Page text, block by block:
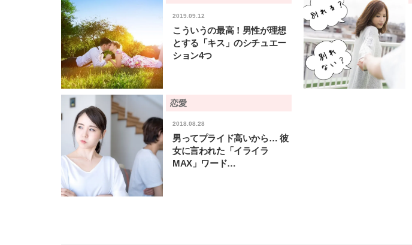
2019.09.12
こういうの最高！男性が理想
とする「キス」のシチュエー
ション4つ
恋愛
2018.08.28
男ってプライド高いから… 彼
女に言われた「イライラ
MAX」ワード…
【JJ専属モデルの素顔】ビューテ
ィ大好き！ 松川 星のお気に入り
コスメをCHECK
2025.12.16
【注目アーティストRainy。っ
て？】自称“コスメオタク見習
【J’s Picks】J-GIRL早坂萌香の